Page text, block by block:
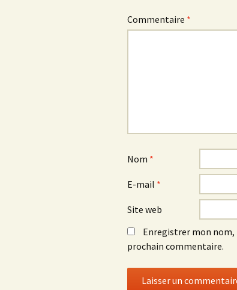
Commentaire *
Nom *
E-mail *
Site web
Enregistrer mon
prochain commentaire.